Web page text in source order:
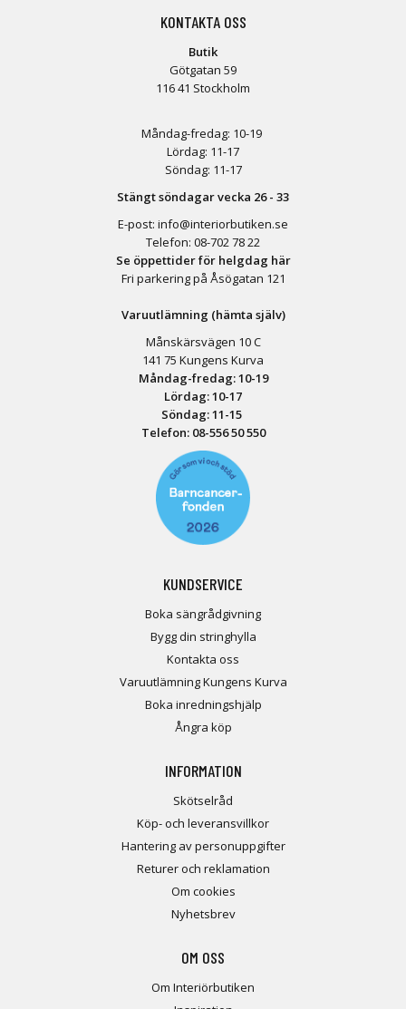
KONTAKTA OSS
Butik
Götgatan 59
116 41 Stockholm
Måndag-fredag: 10-19
Lördag: 11-17
Söndag: 11-17
Stängt söndagar vecka 26 - 33
E-post: info@interiorbutiken.se
Telefon: 08-702 78 22
Se öppettider för helgdag här
Fri parkering på Åsögatan 121
Varuutlämning (hämta själv)
Månskärsvägen 10 C
141 75 Kungens Kurva
Måndag-fredag: 10-19
Lördag: 10-17
Söndag: 11-15
Telefon: 08-556 50 550
KUNDSERVICE
Boka sängrådgivning
Bygg din stringhylla
Kontakta oss
Varuutlämning Kungens Kurva
Boka inredningshjälp
Ångra köp
INFORMATION
Skötselråd
Köp- och leveransvillkor
Hantering av personuppgifter
Returer och reklamation
Om cookies
Nyhetsbrev
OM OSS
Om Interiörbutiken